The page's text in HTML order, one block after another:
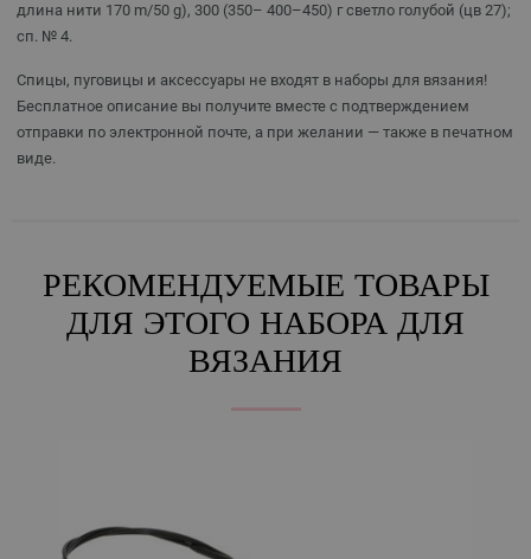
длина нити 170 m/50 g), 300 (350– 400–450) г светло голубой (цв 27);
сп. № 4.
Спицы, пуговицы и аксессуары не входят в наборы для вязания!
Бесплатное описание вы получите вместе с подтверждением
отправки по электронной почте, а при желании — также в печатном
виде.
РЕКОМЕНДУЕМЫЕ ТОВАРЫ
ДЛЯ ЭТОГО НАБОРА ДЛЯ
ВЯЗАНИЯ